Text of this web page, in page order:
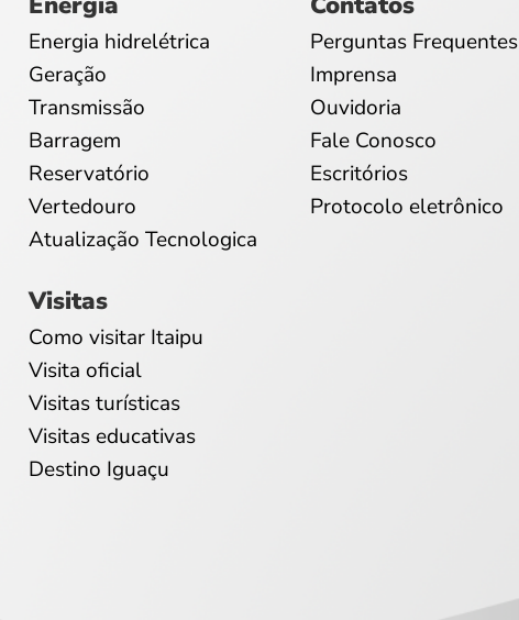
Energia hidrelétrica
Geração
Transmissão
Barragem
Reservatório
Vertedouro
Atualização Tecnologica
Visitas
Como visitar Itaipu
Visita oficial
Visitas turísticas
Visitas educativas
Destino Iguaçu
Perguntas Frequentes
Imprensa
Ouvidoria
Fale Conosco
Escritórios
Protocolo eletrônico